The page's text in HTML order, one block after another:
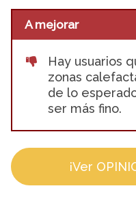
A mejorar
Hay usuarios
zonas
de lo
ser más fino.
¡Ver